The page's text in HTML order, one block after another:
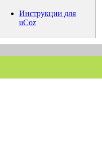
Инструкции для
uCoz